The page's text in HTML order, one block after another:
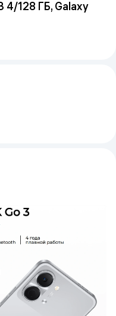
4/128 ГБ, Galaxy